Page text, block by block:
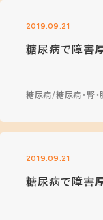
2019.09.21
糖尿病で障害
糖尿病 糖尿病・腎
2019.09.21
糖尿病で障害